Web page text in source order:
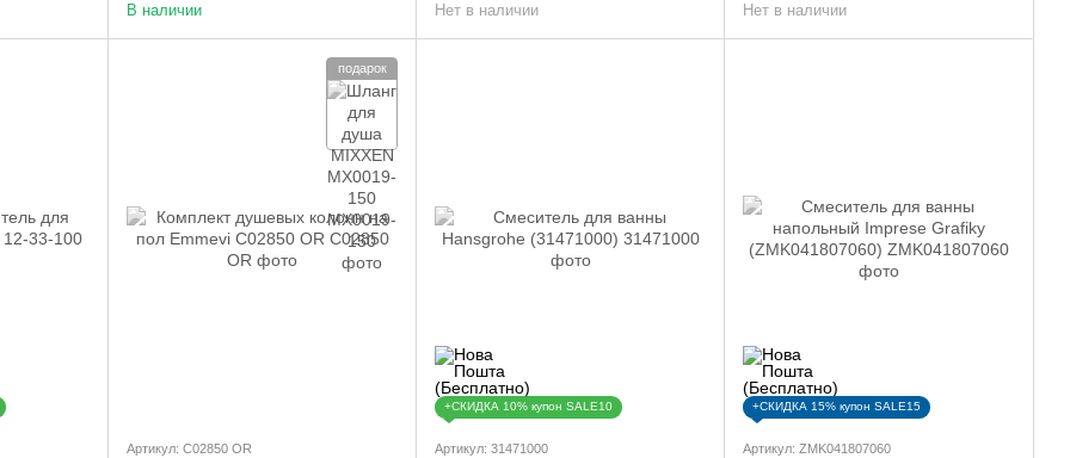
В наличии Нет в наличии Нет в наличии
подарок
Артикул: C02850 OR
+СКИДКА 10% купон SALE10
Артикул: 31471000
+СКИДКА 15% купон SALE15
Артикул: ZMK041807060